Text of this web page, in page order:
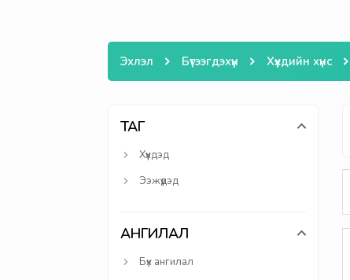
Эхлэл Бүтээгдэхүүн Хүүхдийн хүнс
ТАГ
Хүүхдэд
Ээжүүдэд
АНГИЛАЛ
Бүх ангилал